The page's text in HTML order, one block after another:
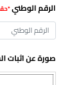
الرقم الوطني
صورة عن اثبات